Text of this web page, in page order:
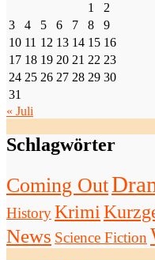
1
2
3
4 5 6 7 8
9
10 11 12 13 14 15 16
17 18 19 20 21 22 23
24 25 26 27 28 29 30
31
« Juli
Schlagwörter
Coming Out
HistoryKrimi
News Science Fiction